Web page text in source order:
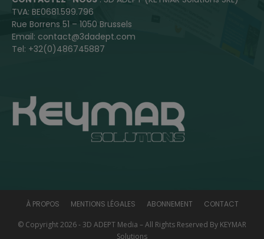
TVA: BE0681.599.796
Rue Borrens 51 – 1050 Brussels
Email: contact@3dadept.com
Tel: +32(0)486745887
À PROPOS MENTIONS LÉGALES ABONNEMENT CONTACT
© Copyright 2026 - 3D ADEPT Media – All Rights Reserved By KEYMAR
Solutions